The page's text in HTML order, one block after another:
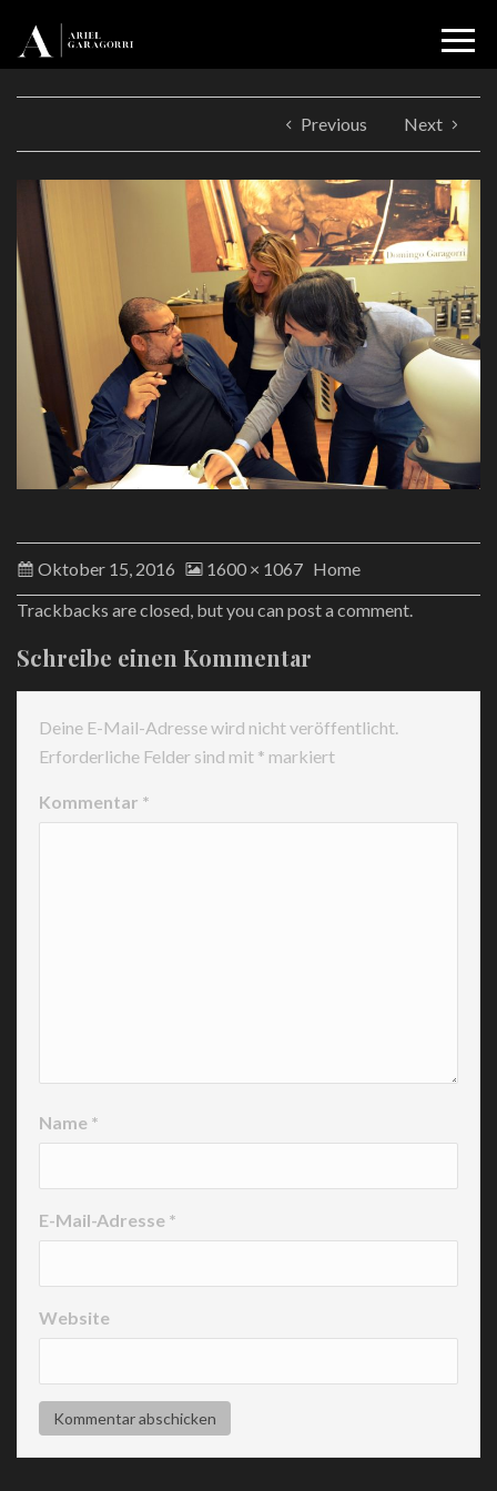
Previous Next
Oktober 15, 2016 1600 × 1067 Home
Trackbacks are closed, but you can post a comment
Schreibe einen Kommentar
Deine E-Mail-Adresse wird nicht veröffentlicht.
Erforderliche Felder sind mit * markiert
Kommentar *
Name *
E-Mail-Adresse *
Website